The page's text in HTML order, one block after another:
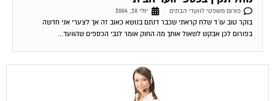
פורום משפטי לוועדי הבתים
יולי 28, 2004
בוקר טוב עו´ד שלח קראתי שכבר דנתם בנושא כאוב זה אך לצערי אני חדשה
בפורום לכן אבקש לשאול אותך מה החוק אומר לגבי הכספים שהוועד...